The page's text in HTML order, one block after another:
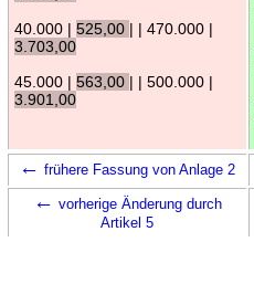
40.000 | 525,00 | | 470.000 |
3.703,00
45.000 | 563,00 | | 500.000 |
3.901,00
← frühere Fassung von Anlage 2
← vorherige Änderung durch
Artikel 5